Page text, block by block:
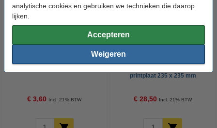
analytische cookies en gebruiken we technieken die daarop
lijken.
Accepteren
Weigeren
Hotend reinigingsborstel (koper)
€ 3,60 Incl. 21% BTW
123-3D flexibel PET & PEI
printplaat 235 x 235 mm
€ 28,50 Incl. 21% BTW